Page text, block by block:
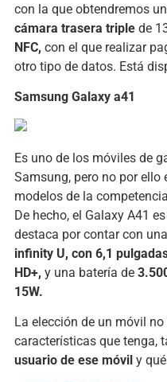
con la que obtendremos
cámara trasera triplede
NFC, con el que realizar
otro tipo de datos. Está
Samsung Galaxy a41
Es uno de los móviles de
Samsung, pero no por ello
modelos de la
De hecho, el Galaxy A41
destaca por contar con
infinity U, con 6,1
HD+, y una batería de
15W.
La elección de un móvil
características que tenga,
usuario de ese móvil y